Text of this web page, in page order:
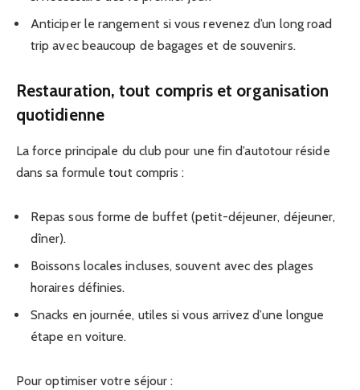
Anticiper le rangement si vous revenez d’un long road
trip avec beaucoup de bagages et de souvenirs.
Restauration, tout compris et organisation
quotidienne
La force principale du club pour une fin d’autotour réside
dans sa formule tout compris :
Repas sous forme de buffet (petit-déjeuner, déjeuner,
dîner).
Boissons locales incluses, souvent avec des plages
horaires définies.
Snacks en journée, utiles si vous arrivez d’une longue
étape en voiture.
Pour optimiser votre séjour :